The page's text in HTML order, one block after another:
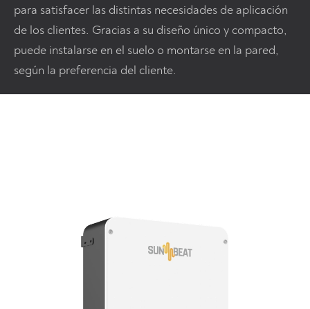
para satisfacer las distintas necesidades de aplicación
de los clientes. Gracias a su diseño único y compacto,
puede instalarse en el suelo o montarse en la pared,
según la preferencia del cliente.